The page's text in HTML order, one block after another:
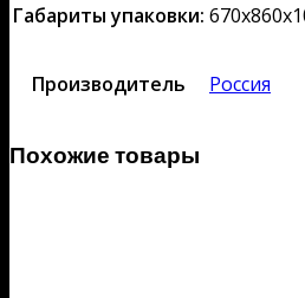
Габариты упаковки:
Производитель Россия
Похожие товары